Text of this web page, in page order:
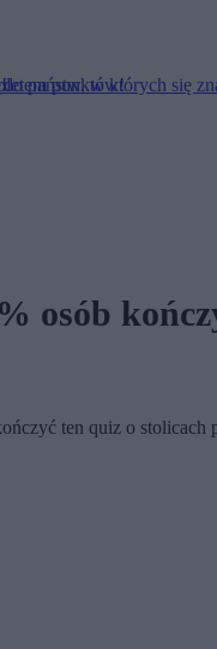
osób
ten quiz o stolicach
punktów!
państw, w których się